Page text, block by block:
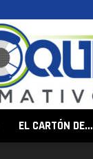
EL CARTÓN DE…